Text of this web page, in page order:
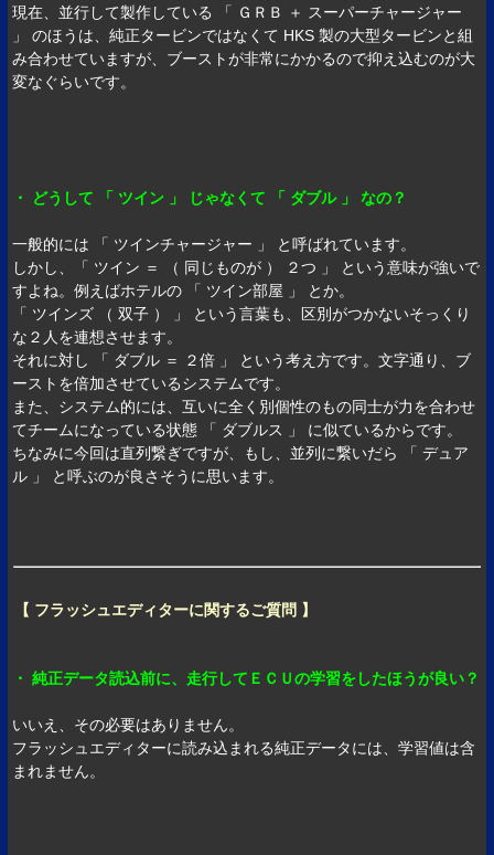
現在、並行して製作している 「 ＧＲＢ ＋ スーパーチャージャー
」 のほうは、純正タービンではなくて HKS 製の大型タービンと組
み合わせていますが、ブーストが非常にかかるので抑え込むのが大
変なぐらいです。
・ どうして 「 ツイン 」 じゃなくて 「 ダブル 」 なの？
一般的には 「 ツインチャージャー 」 と呼ばれています。
しかし、「 ツイン ＝ （ 同じものが ） ２つ 」 という意味が強いで
すよね。例えばホテルの 「 ツイン部屋 」 とか。
「 ツインズ （ 双子 ） 」 という言葉も、区別がつかないそっくり
な２人を連想させます。
それに対し 「 ダブル ＝ ２倍 」 という考え方です。文字通り、ブ
ーストを倍加させているシステムです。
また、システム的には、互いに全く別個性のもの同士が力を合わせ
てチームになっている状態 「 ダブルス 」 に似ているからです。
ちなみに今回は直列繋ぎですが、もし、並列に繋いだら 「 デュア
ル 」 と呼ぶのが良さそうに思います。
【 フラッシュエディターに関するご質問 】
・ 純正データ読込前に、走行してＥＣＵの学習をしたほうが良い？
いいえ、その必要はありません。
フラッシュエディターに読み込まれる純正データには、学習値は含
まれません。